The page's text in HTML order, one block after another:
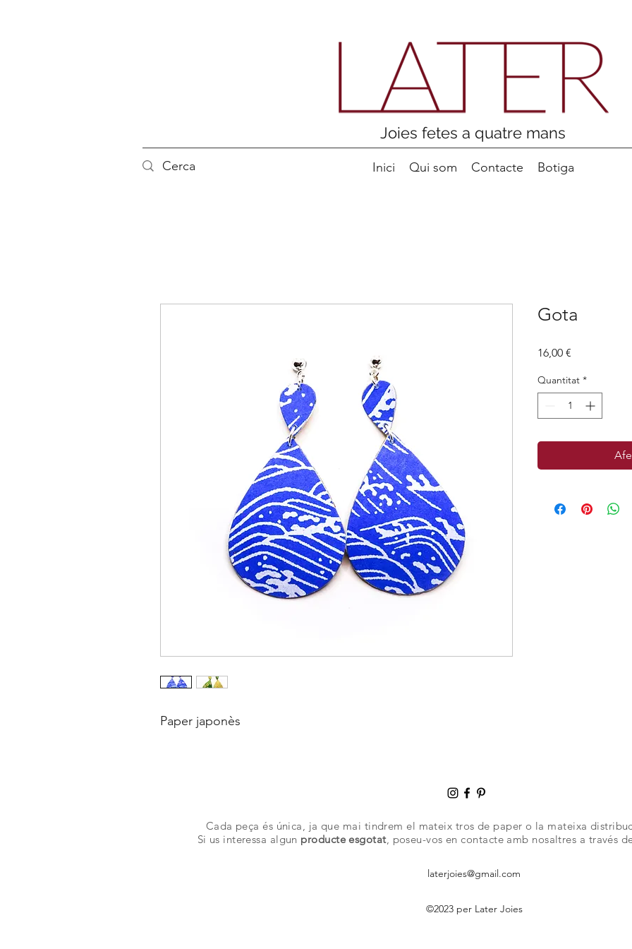
Joies fetes a quatre mans
Inici Qui som Contacte Botiga
Paper japonès
Gota
16,00 €
Quantitat *
Cada peça és única, ja que mai tindrem el mateix tros de paper o la mateixa
Si us interessa algun producte esgotat, poseu-vos en contacte amb nosaltres a través
laterjoies@gmail.com
©2023 per Later Joies